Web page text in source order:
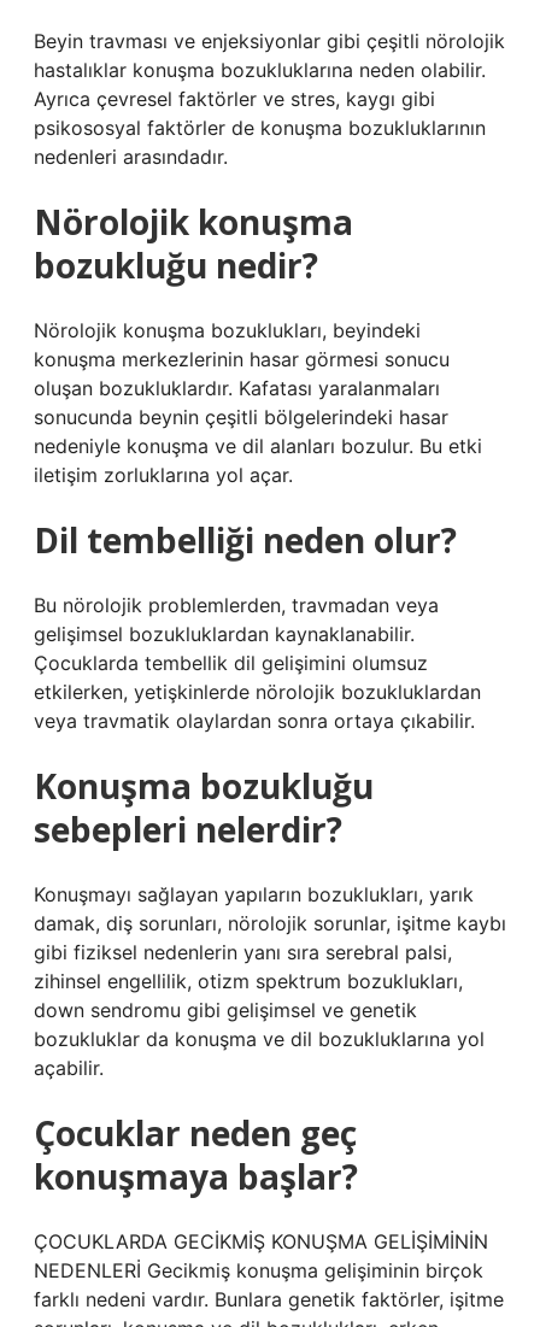
Beyin travması ve enjeksiyonlar gibi çeşitli nörolojik
hastalıklar konuşma bozukluklarına neden olabilir.
Ayrıca çevresel faktörler ve stres, kaygı gibi
psikososyal faktörler de konuşma bozukluklarının
nedenleri arasındadır.
Nörolojik konuşma
bozukluğu nedir?
Nörolojik konuşma bozuklukları, beyindeki
konuşma merkezlerinin hasar görmesi sonucu
oluşan bozukluklardır. Kafatası yaralanmaları
sonucunda beynin çeşitli bölgelerindeki hasar
nedeniyle konuşma ve dil alanları bozulur. Bu etki
iletişim zorluklarına yol açar.
Dil tembelliği neden olur?
Bu nörolojik problemlerden, travmadan veya
gelişimsel bozukluklardan kaynaklanabilir.
Çocuklarda tembellik dil gelişimini olumsuz
etkilerken, yetişkinlerde nörolojik bozukluklardan
veya travmatik olaylardan sonra ortaya çıkabilir.
Konuşma bozukluğu
sebepleri nelerdir?
Konuşmayı sağlayan yapıların bozuklukları, yarık
damak, diş sorunları, nörolojik sorunlar, işitme kaybı
gibi fiziksel nedenlerin yanı sıra serebral palsi,
zihinsel engellilik, otizm spektrum bozuklukları,
down sendromu gibi gelişimsel ve genetik
bozukluklar da konuşma ve dil bozukluklarına yol
açabilir.
Çocuklar neden geç
konuşmaya başlar?
ÇOCUKLARDA GECİKMİŞ KONUŞMA GELİŞİMİNİN
NEDENLERİ Gecikmiş konuşma gelişiminin birçok
farklı nedeni vardır. Bunlara genetik faktörler, işitme